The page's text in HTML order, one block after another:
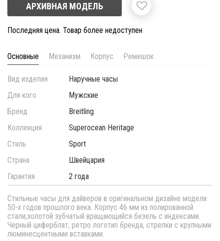
АРХИВНАЯ МОДЕЛЬ
Последняя цена. Товар более недоступен
Основные Механизм Корпус Ремешок
Вид изделия
Наручные часы
Для кого
Мужские
Бренд
Breitling
Коллекция
Superocean Heritage
Стиль
Sport
Страна
Швейцария
Гарантия
2 года
Стильные часы для дайверов в оригинальном дизайне модели
50-х годов прошлого века. Корпус 46 мм из полированной
стали,золотой зубчатый вращающийся безель с индексами.
Черный циферблат, ретро логотип бренда, стрелки с крупными
люминесцентными вставками.